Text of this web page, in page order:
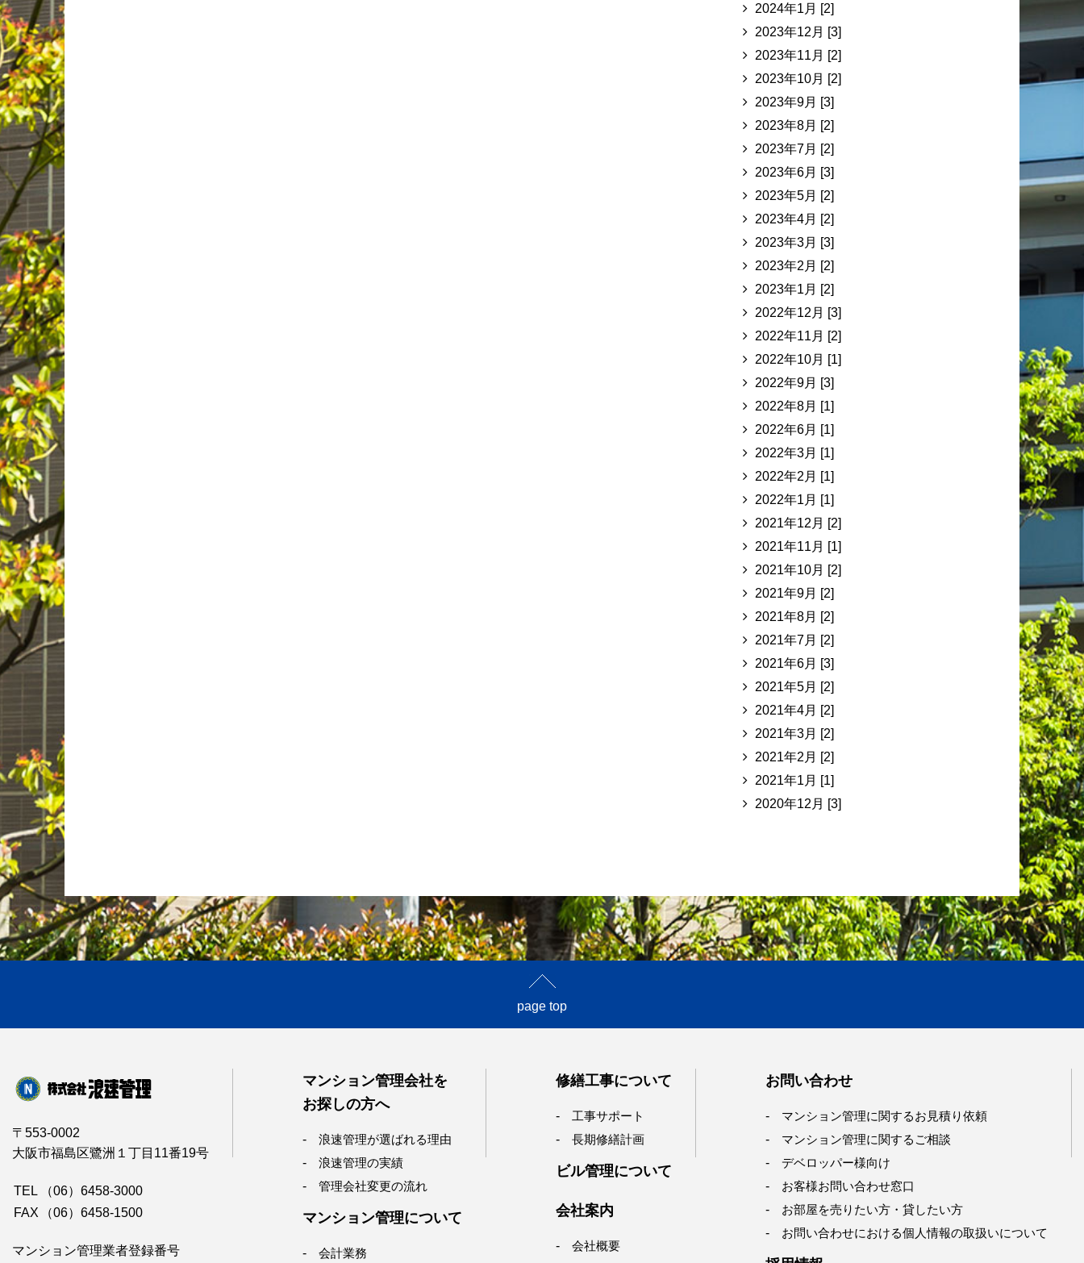
2024年1月 [2]
2023年12月 [3]
2023年11月 [2]
2023年10月 [2]
2023年9月 [3]
2023年8月 [2]
2023年7月 [2]
2023年6月 [3]
2023年5月 [2]
2023年4月 [2]
2023年3月 [3]
2023年2月 [2]
2023年1月 [2]
2022年12月 [3]
2022年11月 [2]
2022年10月 [1]
2022年9月 [3]
2022年8月 [1]
2022年6月 [1]
2022年3月 [1]
2022年2月 [1]
2022年1月 [1]
2021年12月 [2]
2021年11月 [1]
2021年10月 [2]
2021年9月 [2]
2021年8月 [2]
2021年7月 [2]
2021年6月 [3]
2021年5月 [2]
2021年4月 [2]
2021年3月 [2]
2021年2月 [2]
2021年1月 [1]
2020年12月 [3]
page top
〒553-0002
大阪市福島区鷺洲１丁目11番19号
TEL
（06）6458-3000
FAX
（06）6458-1500
マンション管理業者登録番号
マンション管理会社を
お探しの方へ
浪速管理が選ばれる理由
浪速管理の実績
管理会社変更の流れ
マンション管理について
会計業務
修繕工事について
工事サポート
長期修繕計画
ビル管理について
会社案内
会社概要
お問い合わせ
マンション管理に関するお見積り依頼
マンション管理に関するご相談
デベロッパー様向け
お客様お問い合わせ窓口
お部屋を売りたい方・貸したい方
お問い合わせにおける個人情報の取扱いについて